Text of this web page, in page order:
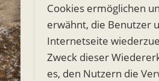
Cookies ermöglichen
erwähnt, die Benutzer
Internetseite
Zweck dieser
es, den Nutzern die